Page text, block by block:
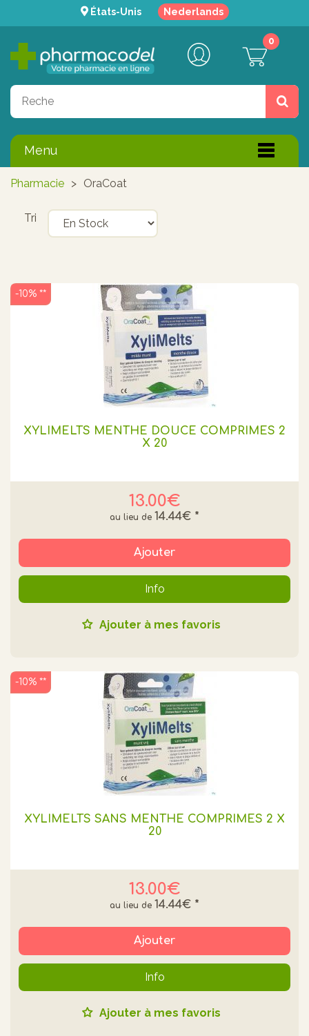
États-Unis Nederlands
0
Menu
Pharmacie > OraCoat
Tri
XYLIMELTS MENTHE DOUCE COMPRIMÉS 2
X 20
13.00€
14.44€ *
-10% **
Ajouter
Info
Ajouter à mes favoris
XYLIMELTS SANS MENTHE COMPRIMÉS 2 X
20
13.00€
14.44€ *
-10% **
Ajouter
Info
Ajouter à mes favoris